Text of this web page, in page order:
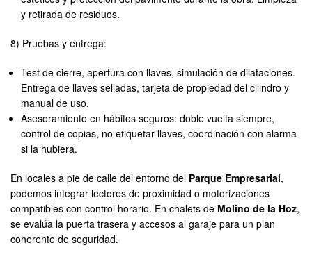
y retirada de residuos.
8) Pruebas y entrega:
Test de cierre, apertura con llaves, simulación de dilataciones.
Entrega de llaves selladas, tarjeta de propiedad del cilindro y
manual de uso.
Asesoramiento en hábitos seguros: doble vuelta siempre,
control de copias, no etiquetar llaves, coordinación con alarma
si la hubiera.
En locales a pie de calle del entorno del Parque Empresarial,
podemos integrar lectores de proximidad o motorizaciones
compatibles con control horario. En chalets de Molino de la Hoz,
se evalúa la puerta trasera y accesos al garaje para un plan
coherente de seguridad.